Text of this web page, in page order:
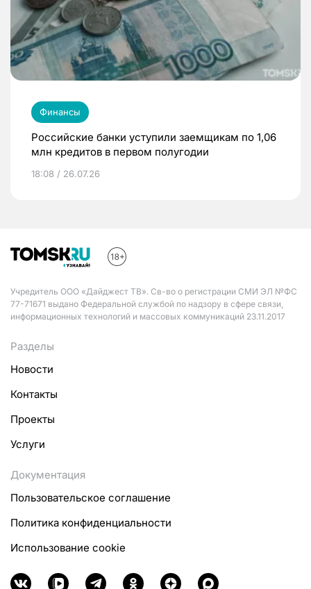
Финансы
Российские банки уступили заемщикам по 1,06
млн кредитов в первом полугодии
18:08 / 26.07.26
Учредитель ООО «Дайджест ТВ». Св-во о регистрации СМИ ЭЛ №ФС
77-71671 выдано Федеральной службой по надзору в сфере связи,
информационных технологий и массовых коммуникаций 23.11.2017
Разделы
Новости
Контакты
Проекты
Услуги
Документация
Пользовательское соглашение
Политика конфиденциальности
Использование cookie